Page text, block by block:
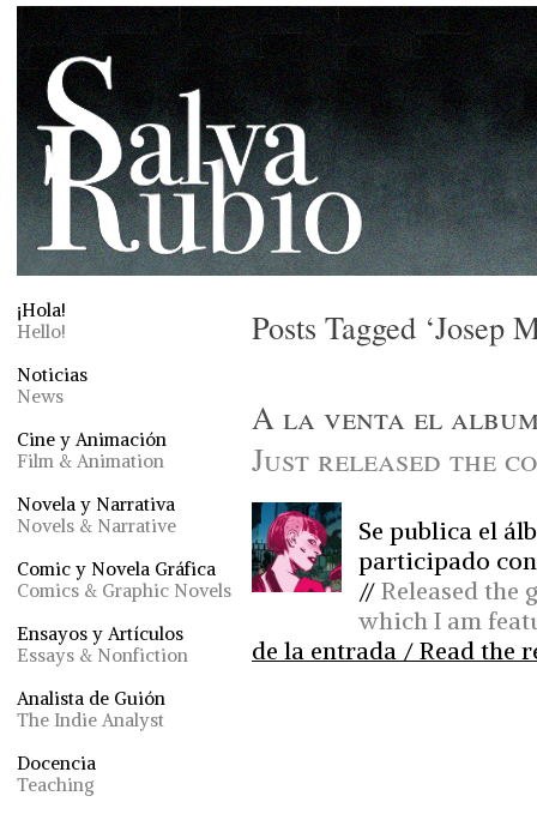
¡Hola!
Hello!
Noticias
News
Cine y Animación
Film & Animation
Novela y Narrativa
Novels & Narrative
Comic y Novela Gráfica
Comics & Graphic Novels
Ensayos y Artículos
Essays & Nonfiction
Analista de Guión
The Indie Analyst
Docencia
Teaching
Posts Tagged ‘Josep
A la venta el
Just released the
Se publica el
participado
// Released
which I am
de la entrada / Read the